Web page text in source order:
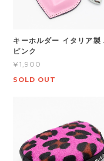
キーホルダー イタリア製
ピンク
¥1,900
SOLD OUT